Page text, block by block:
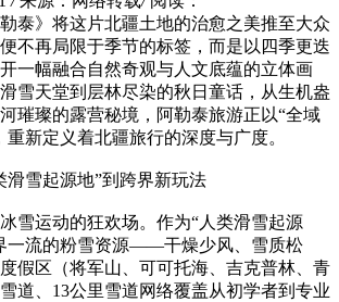
泰》将这片北疆土地的治愈之美推至大众
不再局限于季节的标签，而是以四季更迭
一幅融合自然奇观与人文底蕴的立体画
雪天堂到层林尽染的秋日童话，从生机盎
璀璨的露营秘境，阿勒泰旅游正以“全域
新定义着北疆旅行的深度与广度。
滑雪起源地”到跨界新玩法
雪运动的狂欢场。作为“人类滑雪起源
一流的粉雪资源——干燥少风、雪质松
假区（将军山、可可托海、吉克普林、青
道、13公里雪道网络覆盖从初学者到专业